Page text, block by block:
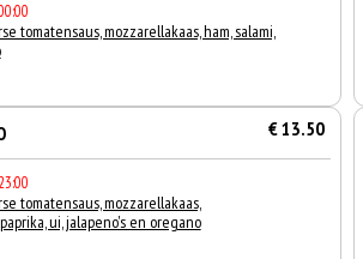
tomatensaus, mozzarellakaas, ham, salami,
€ 13.50
tomatensaus, mozzarellakaas,
ui, jalapeno's en oregano